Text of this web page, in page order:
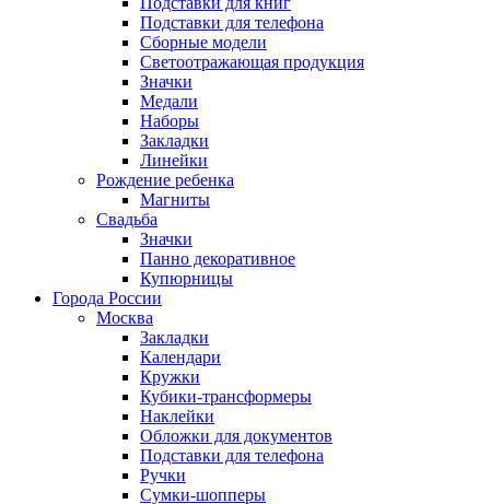
Подставки для телефона
Сборные модели
Светоотражающая продукция
Значки
Медали
Наборы
Закладки
Линейки
Рождение ребенка
Магниты
Свадьба
Значки
Панно декоративное
Купюрницы
Города России
Москва
Закладки
Календари
Кружки
Кубики-трансформеры
Наклейки
Обложки для документов
Подставки для телефона
Ручки
Сумки-шопперы